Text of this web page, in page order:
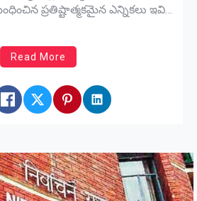
ప్రతిష్టాత్మకమైన ఎన్నికలు ఇవి…
Read More